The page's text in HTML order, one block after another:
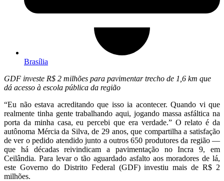
Brasília
GDF investe R$ 2 milhões para pavimentar trecho de 1,6 km que
dá acesso à escola pública da região
“Eu não estava acreditando que isso ia acontecer. Quando vi que
realmente tinha gente trabalhando aqui, jogando massa asfáltica na
porta da minha casa, eu percebi que era verdade.” O relato é da
autônoma Mércia da Silva, de 29 anos, que compartilha a satisfação
de ver o pedido atendido junto a outros 650 produtores da região —
que há décadas reivindicam a pavimentação no Incra 9, em
Ceilândia. Para levar o tão aguardado asfalto aos moradores de lá,
este Governo do Distrito Federal (GDF) investiu mais de R$ 2
milhões.